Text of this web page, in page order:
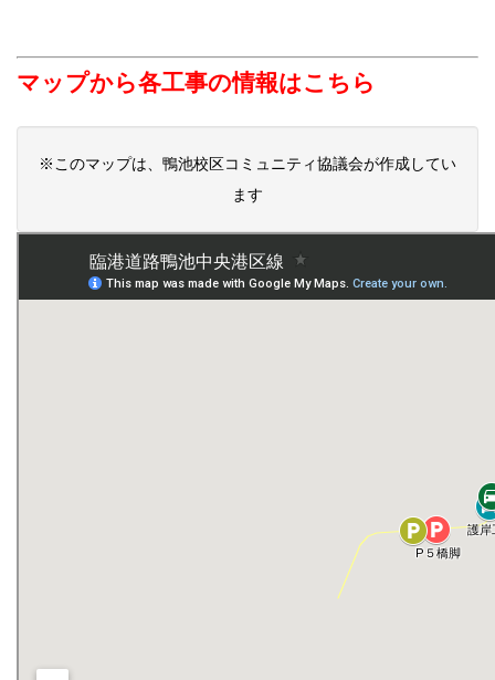
マップから各工事の情報はこちら
※このマップは、鴨池校区コミュニティ協議会が作成してい
ます